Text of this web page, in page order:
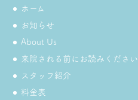
ホーム
お知らせ
About Us
来院される前にお読みください
スタッフ紹介
料金表